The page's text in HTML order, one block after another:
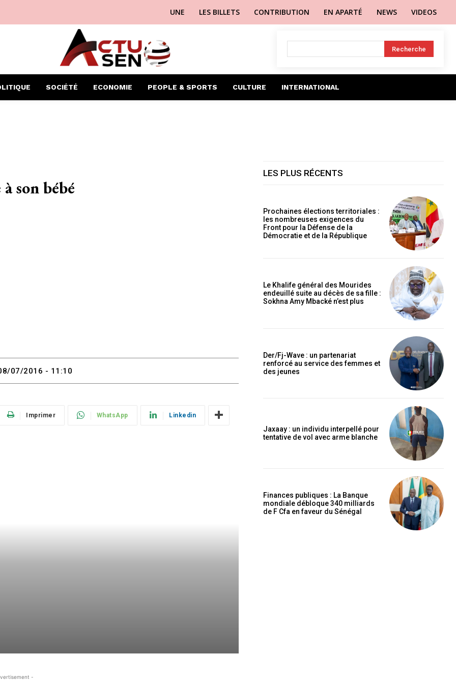
UNE LES BILLETS CONTRIBUTION EN APARTÉ NEWS VIDEOS
Recherche
SOCIÉTÉ ECONOMIE PEOPLE & SPORTS CULTURE INTERNATIONAL
son bébé
07/2016 - 11:10
Imprimer WhatsApp Linkedin
-
LES PLUS RÉCENTS
Prochaines élections territoriales :
les nombreuses exigences du
Front pour la Défense de la
Démocratie et de la République
Le Khalife général des Mourides
endeuillé suite au décès de sa fille :
Sokhna Amy Mbacké n’est plus
Der/Fj-Wave : un partenariat
renforcé au service des femmes et
des jeunes
Jaxaay : un individu interpellé pour
tentative de vol avec arme blanche
Finances publiques : La Banque
mondiale débloque 340 milliards
de F Cfa en faveur du Sénégal